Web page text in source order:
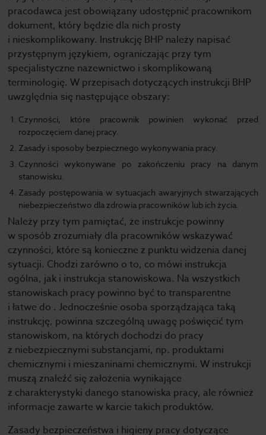
pracodawca jest obowiązany udostępnić pracownikom
dokument, który będzie dla nich prosty
i nieskomplikowany. Instrukcję BHP należy napisać
przystępnym językiem, ograniczając przy tym
specjalistyczne nazewnictwo i skomplikowaną
terminologię. W przepisach dotyczących instrukcji BHP
uwzględnia się następujące obszary:
Czynności, które pracownik powinien wykonać przed
rozpoczęciem danej pracy.
Zasady i sposoby bezpiecznego wykonywania pracy.
Czynności wykonywane po zakończeniu pracy na danym
stanowisku.
Zasady postępowania w sytuacjach awaryjnych stwarzających
niebezpieczeństwo dla zdrowia pracowników lub ich życia.
Należy przy tym pamiętać, że instrukcje powinny
w sposób zrozumiały dla pracowników wskazywać
czynności, które są konieczne z punktu widzenia danej
sytuacji. Chodzi zarówno o to, co mówi instrukcja
ogólna, jak i instrukcja stanowiskowa. Na wszystkich
stanowiskach pracy powinno być to transparentne
i łatwe do . Jednocześnie osoba sporządzająca taką
instrukcję, powinna szczególną uwagę poświęcić tym
stanowiskom, na których dochodzi do pracy
z niebezpiecznymi substancjami, np. produktami
chemicznymi i mieszaninami chemicznymi. W instrukcji
muszą znaleźć się założenia wynikające
z charakterystyki danego stanowiska pracy, ale również
informacje zawarte w karcie takich produktów.
Zasady bezpieczeństwa i higieny pracy dotyczące